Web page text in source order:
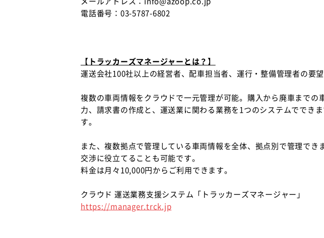
電話番号：03-5787-6802
【トラッカーズマネージャーとは？】
運送会社100社以上の経営者、配車担当者、運行・整備管理者の要
複数の車両情報をクラウドで一元管理が可能。購入から廃車まで
力、請求書の作成と、運送業に関わる業務を1つのシステムででき
す。
また、複数拠点で管理している車両情報を全体、拠点別で管理で
交渉に役立てることも可能です。
料金は月々10,000円からご利用できます。
クラウド 運送業務支援システム「トラッカーズマネージャー」
https://manager.trck.jp